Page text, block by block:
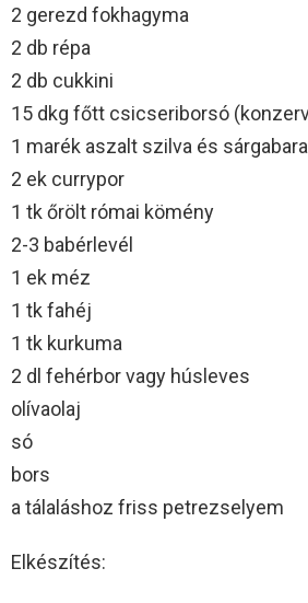
2 gerezd fokhagyma
2 db répa
2 db cukkini
15 dkg főtt csicseriborsó
1 marék aszalt szilva és
2 ek currypor
1 tk őrölt római kömény
2-3 babérlevél
1 ek méz
1 tk fahéj
1 tk kurkuma
2 dl fehérbor vagy húsleves
olívaolaj
só
bors
a tálaláshoz friss petrezselyem
Elkészítés: